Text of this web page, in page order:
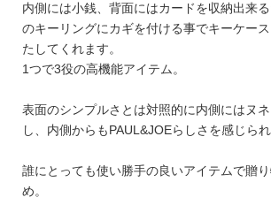
会社概要
特定商取引法に基づく表記
内側には小銭、背面にはカードを収納出来
のキーリングにカギを付ける事でキーケー
たしてくれます。
1つで3役の高機能アイテム。
表面のシンプルさとは対照的に内側にはヌ
し、内側からもPAUL&JOEらしさを感じられ
誰にとっても使い勝手の良いアイテムで贈
め。